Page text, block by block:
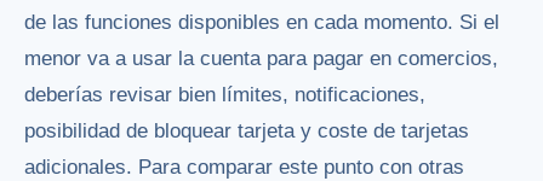
de las funciones disponibles en cada momento. Si el
menor va a usar la cuenta para pagar en comercios,
deberías revisar bien límites, notificaciones,
posibilidad de bloquear tarjeta y coste de tarjetas
adicionales. Para comparar este punto con otras